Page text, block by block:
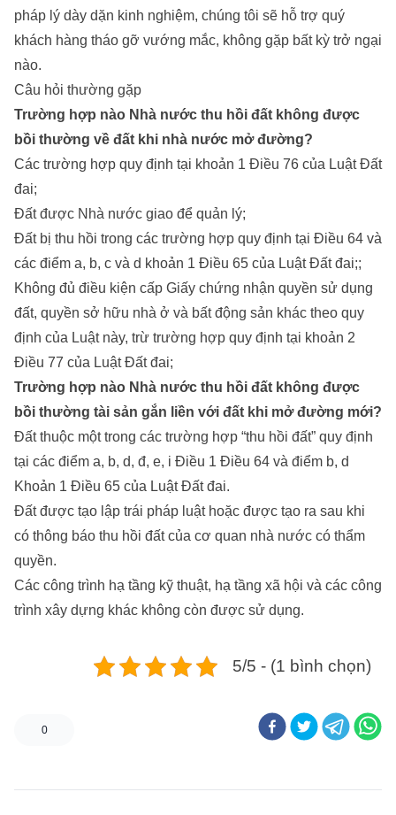
pháp lý dày dặn kinh nghiệm, chúng tôi sẽ hỗ trợ quý
khách hàng tháo gỡ vướng mắc, không gặp bất kỳ trở ngại
nào.
Câu hỏi thường gặp
Trường hợp nào Nhà nước thu hồi đất không được
bồi thường về đất khi nhà nước mở đường?
Các trường hợp quy định tại khoản 1 Điều 76 của Luật Đất
đai;
Đất được Nhà nước giao để quản lý;
Đất bị thu hồi trong các trường hợp quy định tại Điều 64 và
các điểm a, b, c và d khoản 1 Điều 65 của Luật Đất đai;;
Không đủ điều kiện cấp Giấy chứng nhận quyền sử dụng
đất, quyền sở hữu nhà ở và bất động sản khác theo quy
định của Luật này, trừ trường hợp quy định tại khoản 2
Điều 77 của Luật Đất đai;
Trường hợp nào Nhà nước thu hồi đất không được
bồi thường tài sản gắn liền với đất khi mở đường mới?
Đất thuộc một trong các trường hợp “thu hồi đất” quy định
tại các điểm a, b, d, đ, e, i Điều 1 Điều 64 và điểm b, d
Khoản 1 Điều 65 của Luật Đất đai.
Đất được tạo lập trái pháp luật hoặc được tạo ra sau khi
có thông báo thu hồi đất của cơ quan nhà nước có thẩm
quyền.
Các công trình hạ tầng kỹ thuật, hạ tầng xã hội và các công
trình xây dựng khác không còn được sử dụng.
5/5 - (1 bình chọn)
0